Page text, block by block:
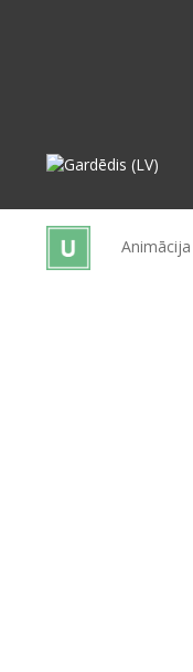
kartes
Animācija